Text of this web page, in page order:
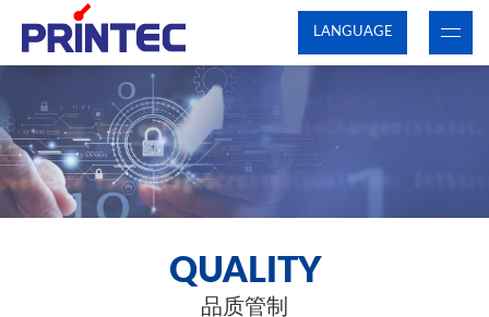
LANGUAGE
QUALITY
品质管制